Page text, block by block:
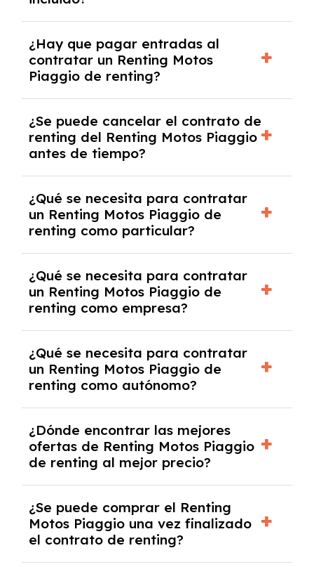
acordado.
Motos Piaggio con el seguro a todo riesgo sin
franquicia incluido dentro de las cuotas
mensuales.
¿Hay que pagar entradas al
contratar un Renting Motos
Piaggio de renting?
tendrás que pagar ningún tipo de entrada
salvo en casos que lo exija el proveedor
debido al resultado del estudio de viabilidad
económica.
¿Se puede cancelar el contrato de
renting del Renting Motos Piaggio
antes de tiempo?
pero puede haber penalizaciones por
cancelación anticipada. Es importante revisar
las condiciones del contrato y hablar con un
experto que te asesore.
¿Qué se necesita para contratar
un Renting Motos Piaggio de
renting como particular?
y, en algunos casos, una consulta de solvencia
crediticia y un pago inicial.
¿Qué se necesita para contratar
un Renting Motos Piaggio de
renting como empresa?
documentación financiera y, en algunos
casos, un informe de solvencia de la empresa
y un pago inicial.
¿Qué se necesita para contratar
un Renting Motos Piaggio de
renting como autónomo?
autónomos, justificante de ingresos y, en
algunos casos, un informe fiscal y un pago
inicial.
¿Dónde encontrar las mejores
ofertas de Renting Motos Piaggio
de renting al mejor precio?
mejores ofertas de vehículos de renting con
todos los gastos incluidos y sin pagar
entradas.
¿Se puede comprar el Renting
Motos Piaggio una vez finalizado
el contrato de renting?